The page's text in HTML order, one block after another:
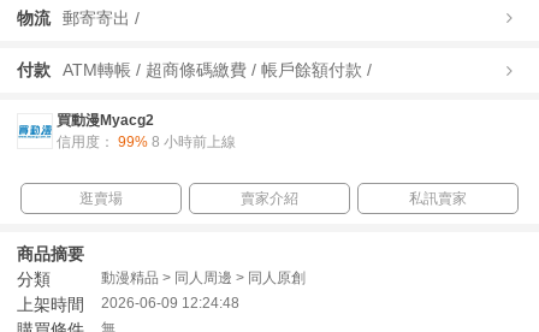
物流 郵寄寄出 /
付款 ATM轉帳 / 超商條碼繳費 / 帳戶餘額付款 /
買動漫Myacg2
信用度： 99% 8 小時前上線
逛賣場 賣家介紹 私訊賣家
商品摘要
分類
動漫精品 > 同人周邊 > 同人原創
上架時間 2026-06-09 12:24:48
無